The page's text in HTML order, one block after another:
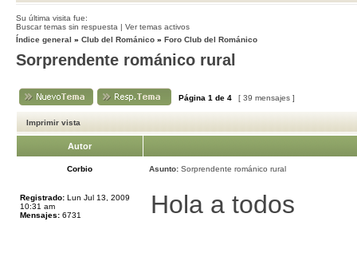
Su última visita fue:
Buscar temas sin respuesta | Ver temas activos
Índice general » Club del Románico » Foro Club del Románico
Sorprendente románico rural
Página 1 de 4 [ 39 mensajes ]
Imprimir vista
Autor
Corbio Asunto: Sorprendente románico rural
Registrado: Lun Jul 13, 2009
10:31 am
Mensajes: 6731 Hola a todos